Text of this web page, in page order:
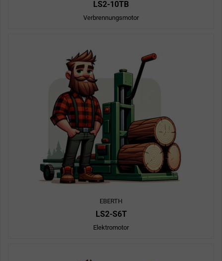
LS2-10TB
Verbrennungsmotor
EBERTH
LS2-S6T
Elektromotor